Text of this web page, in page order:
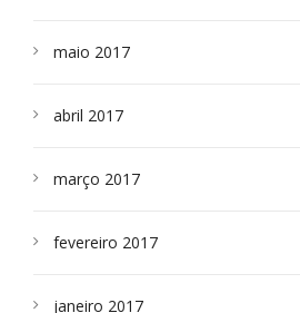
maio 2017
abril 2017
março 2017
fevereiro 2017
janeiro 2017